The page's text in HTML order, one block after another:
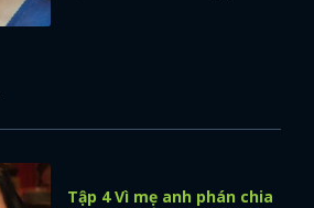
Tập 4 Vì mẹ anh phán chia